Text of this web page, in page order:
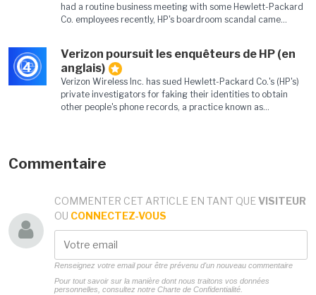
had a routine business meeting with some Hewlett-Packard
Co. employees recently, HP's boardroom scandal came...
4
Verizon poursuit les enquêteurs de HP (en
anglais)
Verizon Wireless Inc. has sued Hewlett-Packard Co.'s (HP's)
private investigators for faking their identities to obtain
other people's phone records, a practice known as...
Commentaire
COMMENTER CET ARTICLE EN TANT QUE VISITEUR
OU CONNECTEZ-VOUS
Renseignez votre email pour être prévenu d'un nouveau commentaire
Pour tout savoir sur la manière dont nous traitons vos données
personnelles, consultez notre Charte de Confidentialité.